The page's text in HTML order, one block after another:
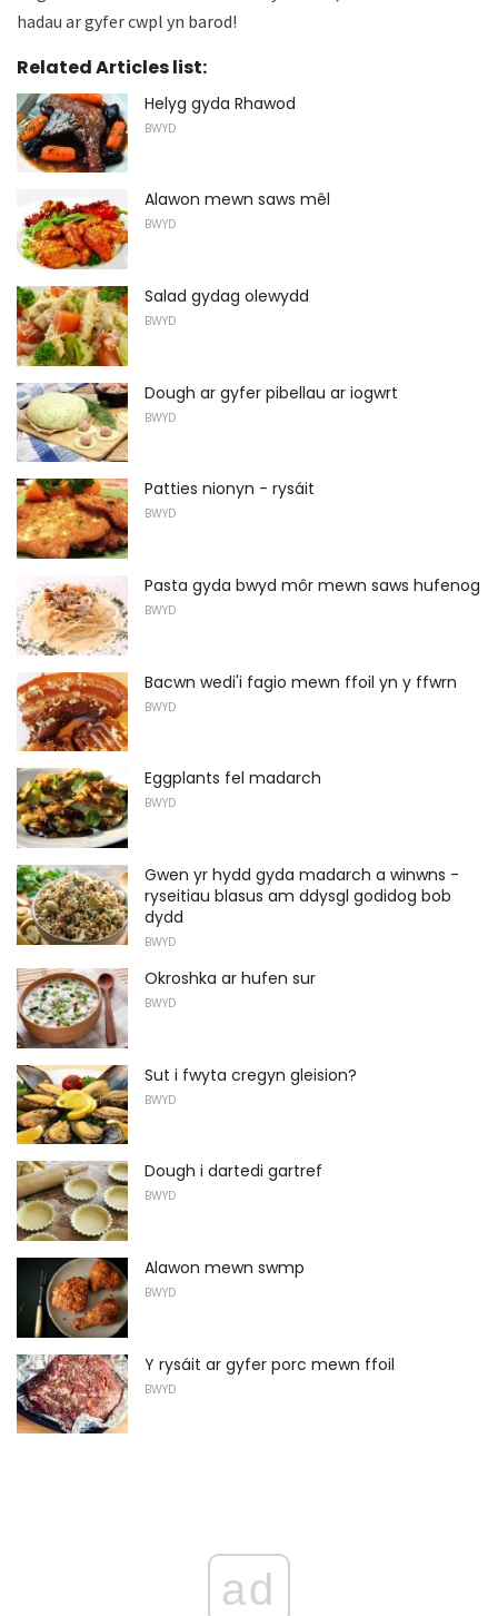
hadau ar gyfer cwpl yn barod!
Related Articles list:
Helyg gyda Rhawod
BWYD
Alawon mewn saws mêl
BWYD
Salad gydag olewydd
BWYD
Dough ar gyfer pibellau ar iogwrt
BWYD
Patties nionyn - rysáit
BWYD
Pasta gyda bwyd môr mewn saws hufenog
BWYD
Bacwn wedi'i fagio mewn ffoil yn y ffwrn
BWYD
Eggplants fel madarch
BWYD
Gwen yr hydd gyda madarch a winwns -
ryseitiau blasus am ddysgl godidog bob
dydd
BWYD
Okroshka ar hufen sur
BWYD
Sut i fwyta cregyn gleision?
BWYD
Dough i dartedi gartref
BWYD
Alawon mewn swmp
BWYD
Y rysáit ar gyfer porc mewn ffoil
BWYD
ad